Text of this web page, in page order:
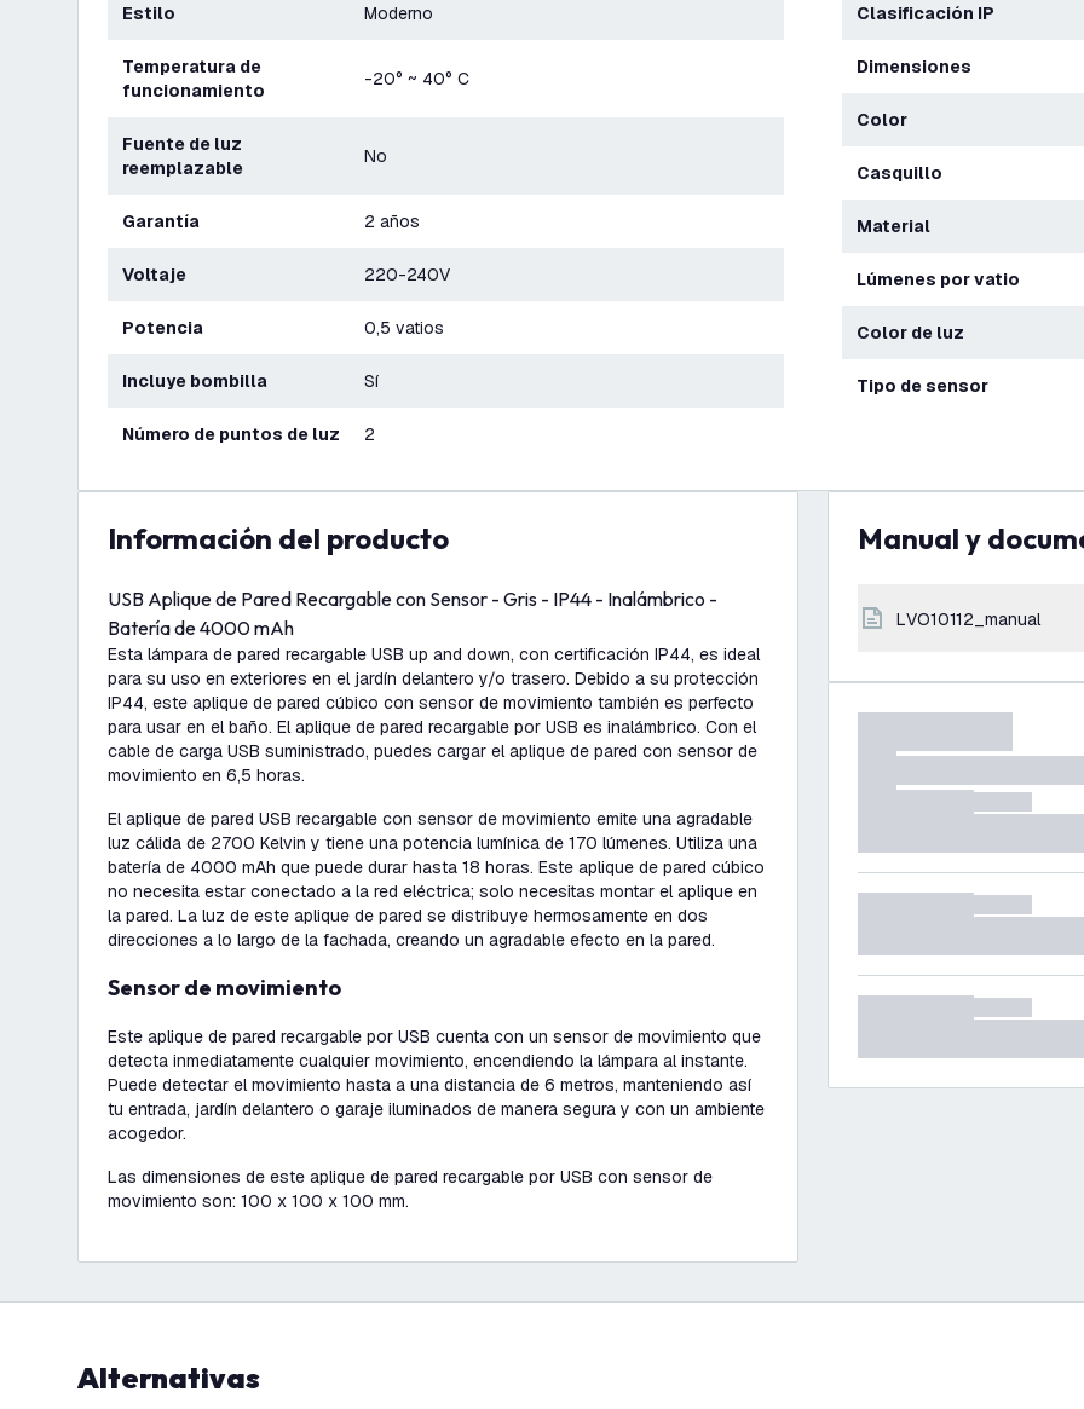
Estilo Moderno
Temperatura de
funcionamiento
-20° ~ 40° C
Fuente de luz
reemplazable
No
Garantía 2 años
Voltaje 220-240V
Potencia 0,5 vatios
Incluye bombilla Sí
Número de puntos de luz 2
Clasificación IP
Dimensiones
Color
Casquillo
Material
Lúmenes por vatio
Color de luz
Tipo de sensor
información del producto
USB Aplique de Pared Recargable con Sensor - Gris - IP44 - Inalámbrico -
Batería de 4000 mAh
Esta lámpara de pared recargable USB up and down, con certificación IP44, es ideal
para su uso en exteriores en el jardín delantero y/o trasero. Debido a su protección
IP44, este aplique de pared cúbico con sensor de movimiento también es perfecto
para usar en el baño. El aplique de pared recargable por USB es inalámbrico. Con el
cable de carga USB suministrado, puedes cargar el aplique de pared con sensor de
movimiento en 6,5 horas.
El aplique de pared USB recargable con sensor de movimiento emite una agradable
luz cálida de 2700 Kelvin y tiene una potencia lumínica de 170 lúmenes. Utiliza una
batería de 4000 mAh que puede durar hasta 18 horas. Este aplique de pared cúbico
no necesita estar conectado a la red eléctrica; solo necesitas montar el aplique en
la pared. La luz de este aplique de pared se distribuye hermosamente en dos
direcciones a lo largo de la fachada, creando un agradable efecto en la pared.
Sensor de movimiento
Este aplique de pared recargable por USB cuenta con un sensor de movimiento que
detecta inmediatamente cualquier movimiento, encendiendo la lámpara al instante.
Puede detectar el movimiento hasta a una distancia de 6 metros, manteniendo así
tu entrada, jardín delantero o garaje iluminados de manera segura y con un ambiente
acogedor.
Las dimensiones de este aplique de pared recargable por USB con sensor de
movimiento son: 100 x 100 x 100 mm.
Manual y
LVO10112_manual
Alternativas